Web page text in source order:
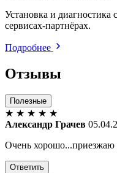
Установка и
сервисах-партнёрах.
Подробнее
Отзывы
Полезные
★ ★ ★ ★ ★
Александр Грачев
Очень хорошо...приезжаю
Ответить